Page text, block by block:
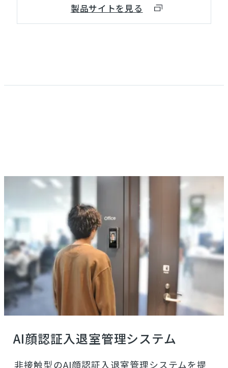
製品サイトを見る
AI顔認証入退室管理システム
非接触型のAI顔認証入退室管理システムを提